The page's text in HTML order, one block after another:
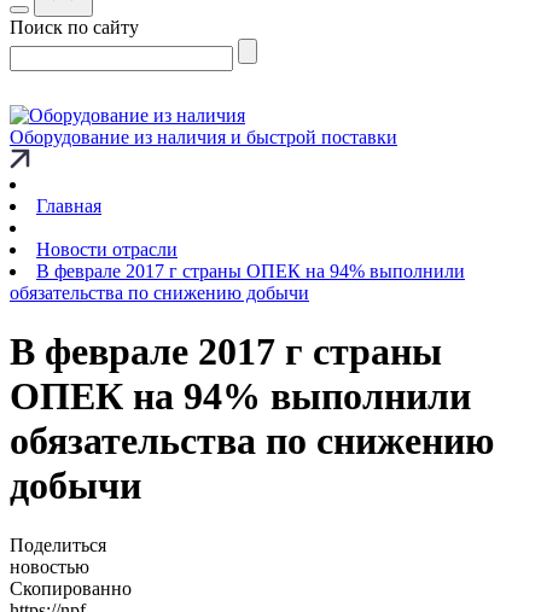
Поиск по сайту
Оборудование из наличия и быстрой поставки
Главная
Новости отрасли
В феврале 2017 г страны ОПЕК на 94% выполнили
обязательства по снижению добычи
В феврале 2017 г страны
ОПЕК на 94% выполнили
обязательства по снижению
добычи
Поделиться
новостью
Скопированно